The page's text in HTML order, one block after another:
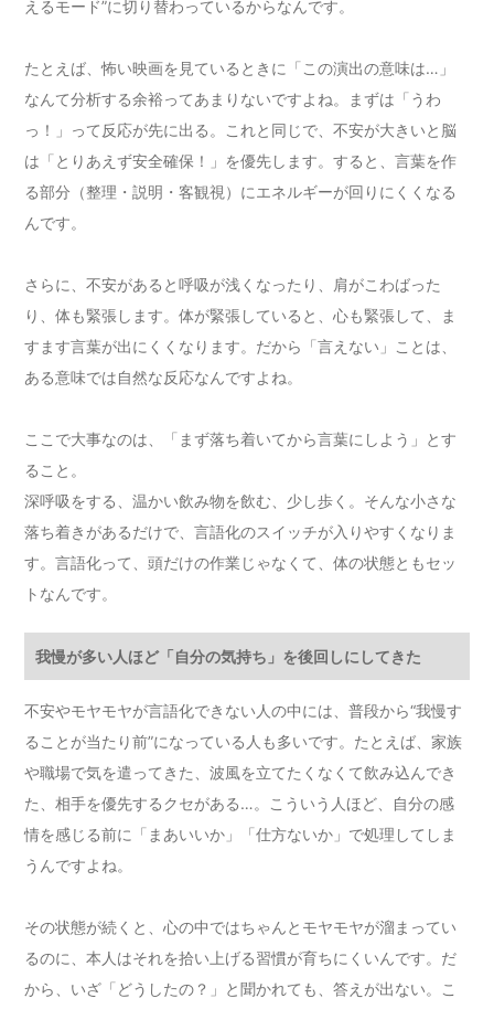
えるモード”に切り替わっているからなんです。
たとえば、怖い映画を見ているときに「この演出の意味は…」
なんて分析する余裕ってあまりないですよね。まずは「うわ
っ！」って反応が先に出る。これと同じで、不安が大きいと脳
は「とりあえず安全確保！」を優先します。すると、言葉を作
る部分（整理・説明・客観視）にエネルギーが回りにくくなる
んです。
さらに、不安があると呼吸が浅くなったり、肩がこわばった
り、体も緊張します。体が緊張していると、心も緊張して、ま
すます言葉が出にくくなります。だから「言えない」ことは、
ある意味では自然な反応なんですよね。
ここで大事なのは、「まず落ち着いてから言葉にしよう」とす
ること。
深呼吸をする、温かい飲み物を飲む、少し歩く。そんな小さな
落ち着きがあるだけで、言語化のスイッチが入りやすくなりま
す。言語化って、頭だけの作業じゃなくて、体の状態ともセッ
トなんです。
我慢が多い人ほど「自分の気持ち」を後回しにしてきた
不安やモヤモヤが言語化できない人の中には、普段から“我慢す
ることが当たり前”になっている人も多いです。たとえば、家族
や職場で気を遣ってきた、波風を立てたくなくて飲み込んでき
た、相手を優先するクセがある…。こういう人ほど、自分の感
情を感じる前に「まあいいか」「仕方ないか」で処理してしま
うんですよね。
その状態が続くと、心の中ではちゃんとモヤモヤが溜まってい
るのに、本人はそれを拾い上げる習慣が育ちにくいんです。だ
から、いざ「どうしたの？」と聞かれても、答えが出ない。こ